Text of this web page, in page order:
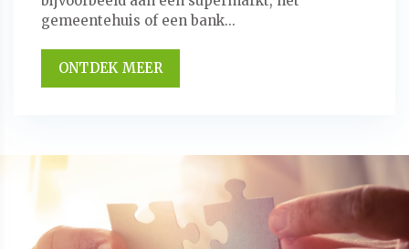
gemeentehuis of een bank...
ONTDEK MEER